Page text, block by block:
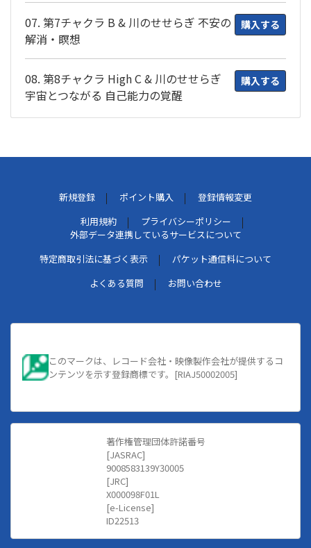
07. 第7チャクラ B & 川のせせらぎ 不安の
解消・瞑想
購入する
08. 第8チャクラ High C & 川のせせらぎ
宇宙とつながる 自己能力の覚醒
購入する
新規登録 ポイント購入
登録情報変更
利用規約
プライバシーポリシー
外部データ連携しているサービスについて
特定商取引法に基づく表示
パケット通信料について
よくある質問
お問い合わせ
このマークは、レコード会社・映像製作会社が提供するコ
ンテンツを示す登録商標です。[RIAJ50002005]
著作権管理団体許諾番号
[JASRAC]
9008583139Y30005
[JRC]
X000098F01L
[e-License]
ID22513